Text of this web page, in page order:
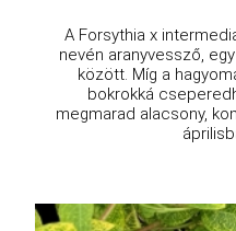
A Forsythia x
nevén aranyvessző,
között. Míg a
bokrokká
megmarad alacsony,